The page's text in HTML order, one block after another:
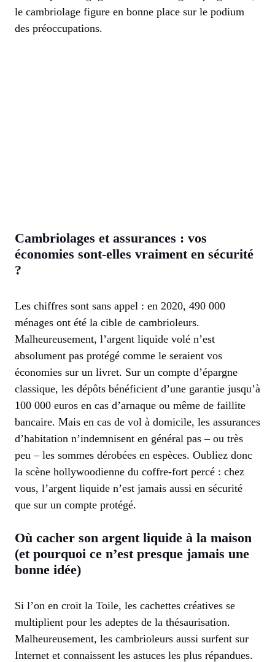
le cambriolage figure en bonne place sur le podium
des préoccupations.
Cambriolages et assurances : vos
économies sont-elles vraiment en sécurité
?
Les chiffres sont sans appel : en 2020, 490 000
ménages ont été la cible de cambrioleurs.
Malheureusement, l’argent liquide volé n’est
absolument pas protégé comme le seraient vos
économies sur un livret. Sur un compte d’épargne
classique, les dépôts bénéficient d’une garantie jusqu’à
100 000 euros en cas d’arnaque ou même de faillite
bancaire. Mais en cas de vol à domicile, les assurances
d’habitation n’indemnisent en général pas – ou très
peu – les sommes dérobées en espèces. Oubliez donc
la scène hollywoodienne du coffre-fort percé : chez
vous, l’argent liquide n’est jamais aussi en sécurité
que sur un compte protégé.
Où cacher son argent liquide à la maison
(et pourquoi ce n’est presque jamais une
bonne idée)
Si l’on en croit la Toile, les cachettes créatives se
multiplient pour les adeptes de la thésaurisation.
Malheureusement, les cambrioleurs aussi surfent sur
Internet et connaissent les astuces les plus répandues.